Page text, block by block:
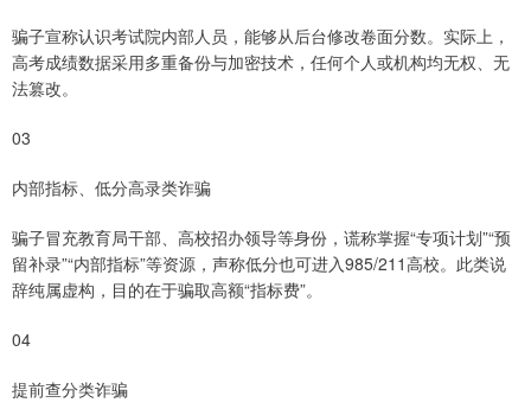
骗子宣称认识考试院内部人员，能够从后台修改卷面分数。实际上，
高考成绩数据采用多重备份与加密技术，任何个人或机构均无权、无
法篡改。
03
内部指标、低分高录类诈骗
骗子冒充教育局干部、高校招办领导等身份，谎称掌握“专项计划”“预
留补录”“内部指标”等资源，声称低分也可进入985/211高校。此类说
辞纯属虚构，目的在于骗取高额“指标费”。
04
提前查分类诈骗